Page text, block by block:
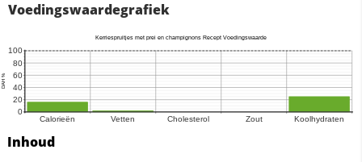
Voedingswaardegrafiek
Inhoud